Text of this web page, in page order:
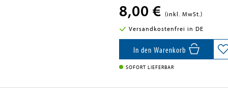
8,00 € (inkl. MwSt.)
Versandkostenfrei in DE
In den Warenkorb
SOFORT LIEFERBAR